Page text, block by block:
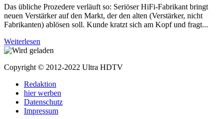
Das übliche Prozedere verläuft so: Seriöser HiFi-Fabrikant bringt
neuen Verstärker auf den Markt, der den alten (Verstärker, nicht
Fabrikanten) ablösen soll. Kunde kratzt sich am Kopf und fragt...
Weiterlesen
Copyright © 2012-2022 Ultra HDTV
Redaktion
hier werben
Datenschutz
Impressum